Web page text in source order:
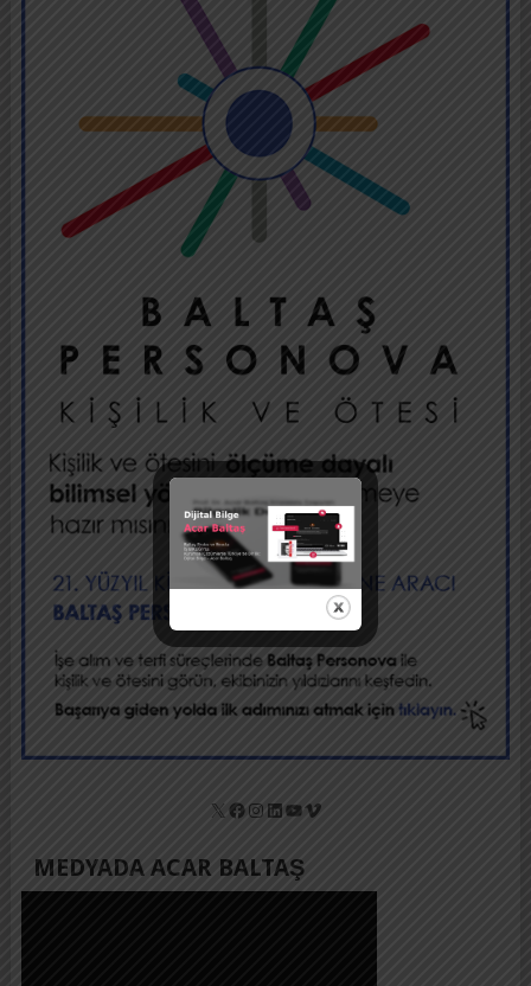
X Facebook
Instagram
LinkedIn
YouTube
Vimeo
MEDYADA ACAR BALTAŞ